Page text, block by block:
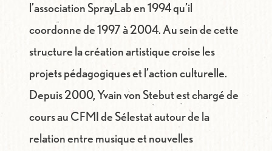
l’association SprayLaben 1994 qu’il
coordonne de 1997 à 2004. Au sein de cette
structure la création artistique croise les
projets pédagogiques et l’action culturelle.
Depuis 2000, Yvain von Stebut est chargé de
cours au CFMI de Sélestat autour de la
relation entre musique et nouvelles